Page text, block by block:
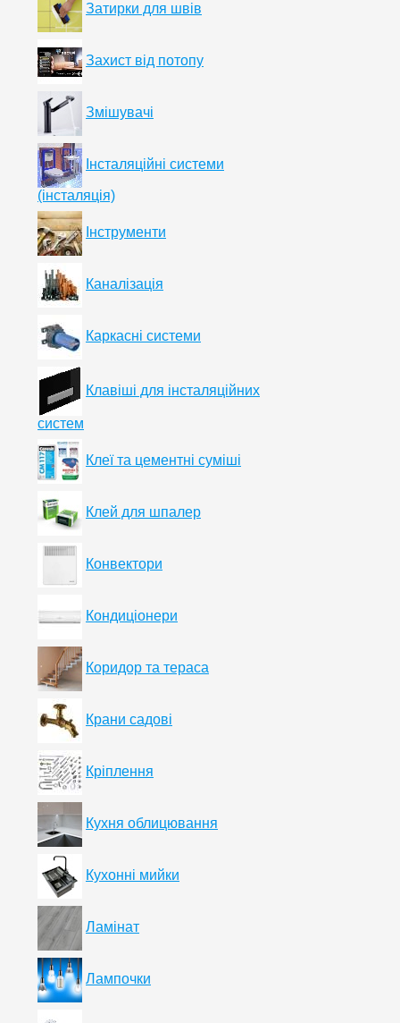
Затирки для швів
Захист від потопу
Змішувачі
Інсталяційні системи
(інсталяція)
Інструменти
Каналізація
Каркасні системи
Клавіші для інсталяційних
систем
Клеї та цементні суміші
Клей для шпалер
Конвектори
Кондиціонери
Коридор та тераса
Крани садові
Кріплення
Кухня облицювання
Кухонні мийки
Ламінат
Лампочки